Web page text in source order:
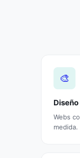
🎨
Webs
medida.